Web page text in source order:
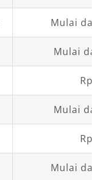
Mulai dari
Mulai dari
Mulai dari
Mulai dari